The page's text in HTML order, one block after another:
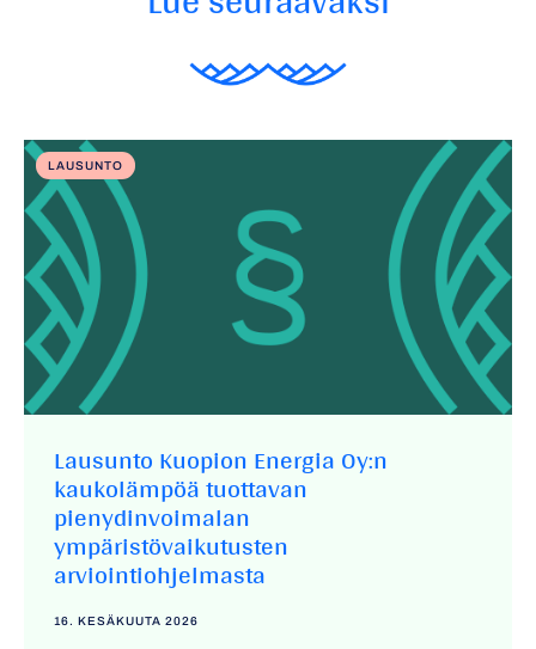
LAUSUNTO
Lausunto Kuopion Energia Oy:n
kaukolämpöä tuottavan
pienydinvoimalan
ympäristövaikutusten
arviointiohjelmasta
16. KESÄKUUTA 2026